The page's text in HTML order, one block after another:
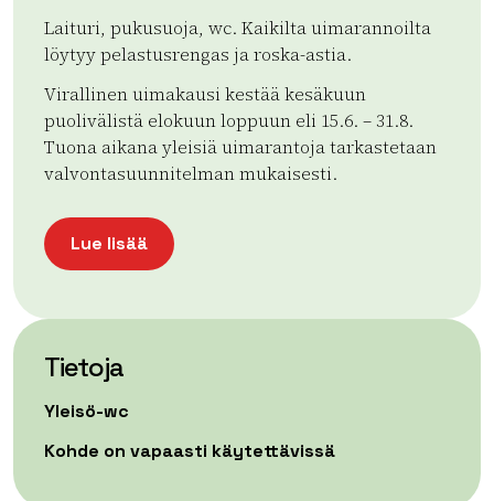
Laituri, pukusuoja, wc. Kaikilta uimarannoilta
löytyy pelastusrengas ja roska-astia.
Virallinen uimakausi kestää kesäkuun
puolivälistä elokuun loppuun eli 15.6. – 31.8.
Tuona aikana yleisiä uimarantoja tarkastetaan
valvontasuunnitelman mukaisesti.
Lue lisää
Tietoja
Yleisö-wc
Kohde on vapaasti käytettävissä